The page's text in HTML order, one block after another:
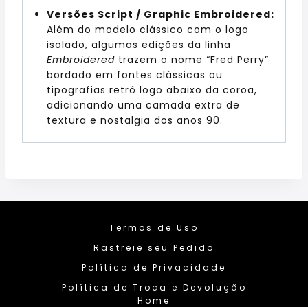
Versões Script / Graphic Embroidered:
Além do modelo clássico com o logo
isolado, algumas edições da linha
Embroidered trazem o nome “Fred Perry”
bordado em fontes clássicas ou
tipografias retrô logo abaixo da coroa,
adicionando uma camada extra de
textura e nostalgia dos anos 90.
Termos de Uso
Rastreie seu Pedido
Política de Privacidade
Política de Troca e Devolução
Home